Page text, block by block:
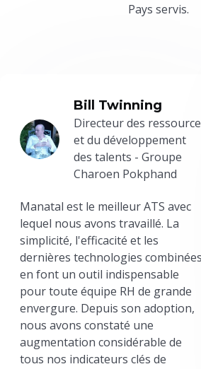
Pays servis.
Bill Twinning
Directeur des
et du développement
des talents - Groupe
Charoen Pokphand
Manatal est le meilleur ATS avec
lequel nous avons travaillé. La
simplicité, l'efficacité et les
dernières technologies combinées
en font un outil indispensable
pour toute équipe RH de grande
envergure. Depuis son adoption,
nous avons constaté une
augmentation considérable de
tous nos indicateurs clés de